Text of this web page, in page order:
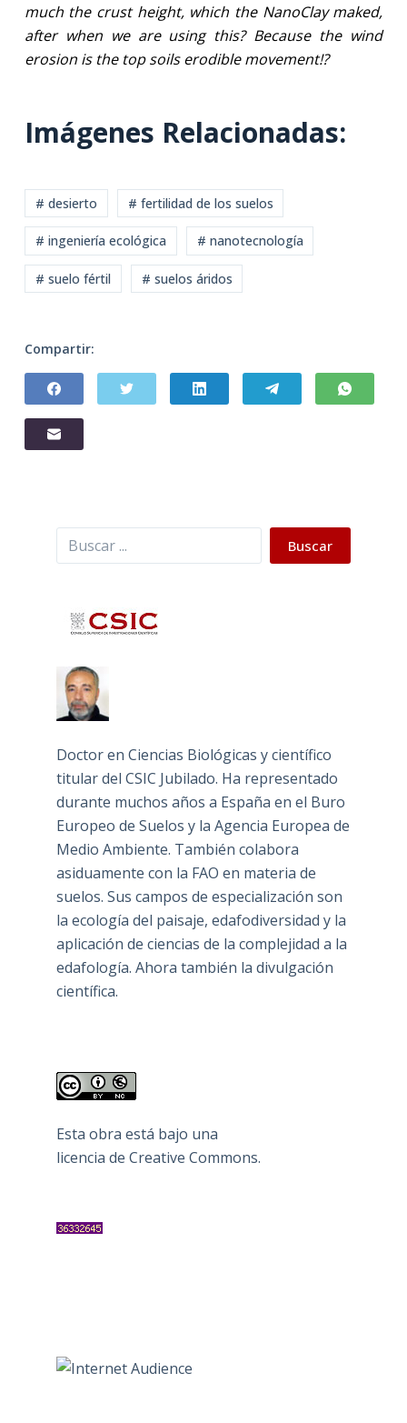
much the crust height, which the NanoClay maked,
after when we are using this? Because the wind
erosion is the top soils erodible movement!?
Imágenes Relacionadas:
# desierto # fertilidad de los suelos
# ingeniería ecológica # nanotecnología
# suelo fértil # suelos áridos
Compartir:
Buscar Buscar
Doctor en Ciencias Biológicas y científico
titular del CSIC Jubilado. Ha representado
durante muchos años a España en el Buro
Europeo de Suelos y la Agencia Europea de
Medio Ambiente. También colabora
asiduamente con la FAO en materia de
suelos. Sus campos de especialización son
la ecología del paisaje, edafodiversidad y la
aplicación de ciencias de la complejidad a la
edafología. Ahora también la divulgación
científica.
Esta obra está bajo una
licencia de Creative Commons.